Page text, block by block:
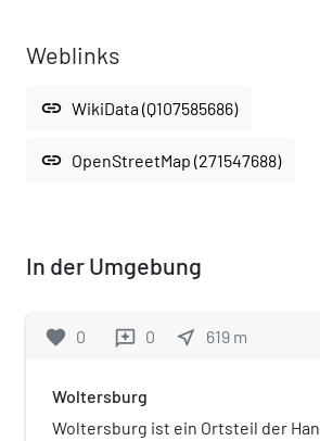
Weblinks
link WikiData (Q107585686)
link OpenStreetMap (271547688)
In der Umgebung
favorite 0 reviews 0 near_me 619 m
Woltersburg
Woltersburg ist ein Ortsteil der